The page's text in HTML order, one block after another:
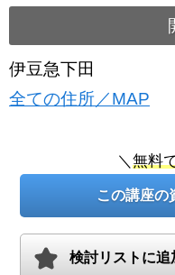
伊豆急下田
全ての住所／MAP
＼無料
この講座の
検討リストに追